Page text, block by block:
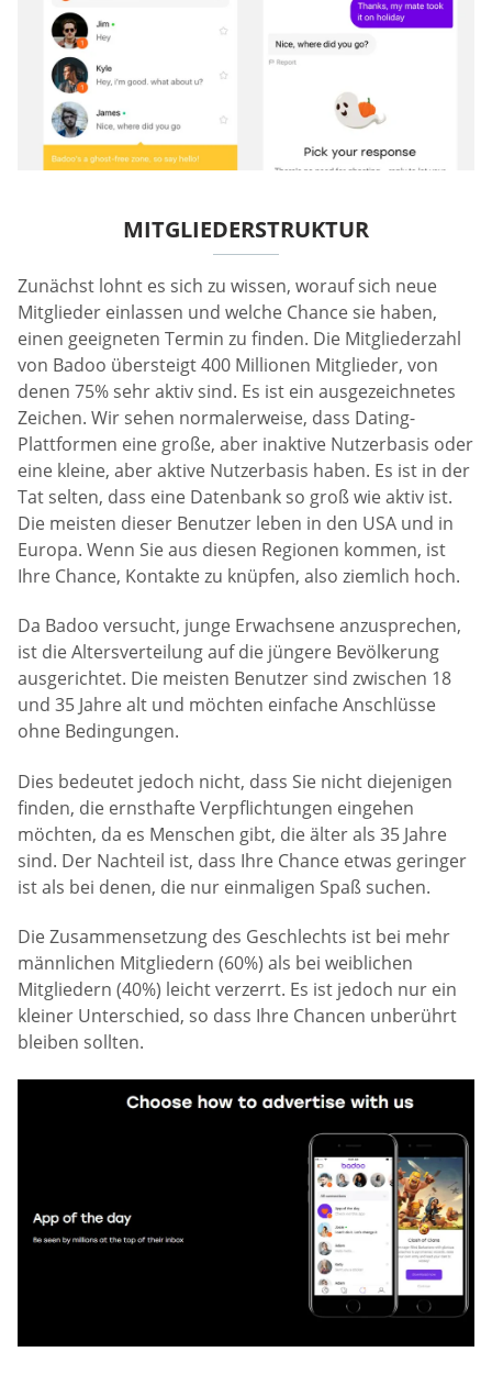
MITGLIEDERSTRUKTUR
Zunächst lohnt es sich zu wissen, worauf sich neue
Mitglieder einlassen und welche Chance sie haben,
einen geeigneten Termin zu finden. Die Mitgliederzahl
von Badoo übersteigt 400 Millionen Mitglieder, von
denen 75% sehr aktiv sind. Es ist ein ausgezeichnetes
Zeichen. Wir sehen normalerweise, dass Dating-
Plattformen eine große, aber inaktive Nutzerbasis oder
eine kleine, aber aktive Nutzerbasis haben. Es ist in der
Tat selten, dass eine Datenbank so groß wie aktiv ist.
Die meisten dieser Benutzer leben in den USA und in
Europa. Wenn Sie aus diesen Regionen kommen, ist
Ihre Chance, Kontakte zu knüpfen, also ziemlich hoch.
Da Badoo versucht, junge Erwachsene anzusprechen,
ist die Altersverteilung auf die jüngere Bevölkerung
ausgerichtet. Die meisten Benutzer sind zwischen 18
und 35 Jahre alt und möchten einfache Anschlüsse
ohne Bedingungen.
Dies bedeutet jedoch nicht, dass Sie nicht diejenigen
finden, die ernsthafte Verpflichtungen eingehen
möchten, da es Menschen gibt, die älter als 35 Jahre
sind. Der Nachteil ist, dass Ihre Chance etwas geringer
ist als bei denen, die nur einmaligen Spaß suchen.
Die Zusammensetzung des Geschlechts ist bei mehr
männlichen Mitgliedern (60%) als bei weiblichen
Mitgliedern (40%) leicht verzerrt. Es ist jedoch nur ein
kleiner Unterschied, so dass Ihre Chancen unberührt
bleiben sollten.